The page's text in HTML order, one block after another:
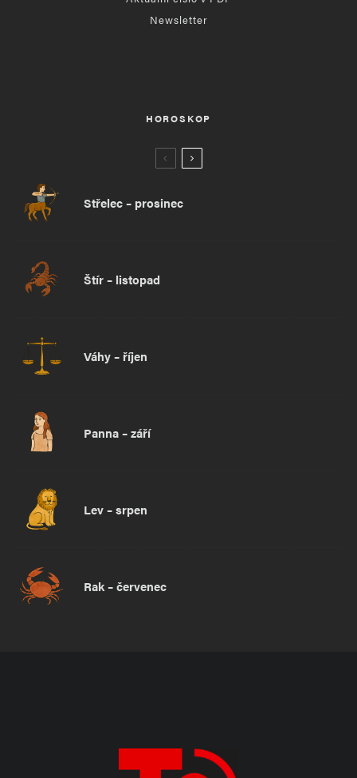
Newsletter
HOROSKOP
Střelec – prosinec
Štír – listopad
Váhy – říjen
Panna – září
Lev – srpen
Rak – červenec